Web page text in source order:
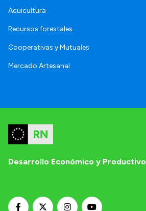
Acuicultura
Recursos forestales
Cooperativas y Mutuales
Mercado Artesanal
Desarrollo Económico y Productivo